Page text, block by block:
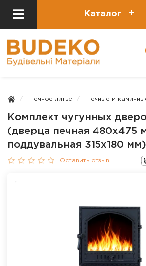
Каталог
Печное литье Печные и
Комплект чугунных
(дверца печная 480х475
поддувальная 315х180 мм)
Оставить отзыв